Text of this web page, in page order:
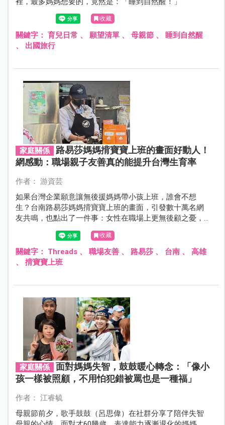
收藏
關鍵字： 育兒日常 、 願望清單、 母親節、
睡到自然醒
、 出國旅行
家庭關係
路易莎媽媽揹寶寶上班的畫面好動人！
網感動：職場親子友善真的能提升台灣生育率
作者： 游資芸
如果台灣企業願意讓無後援媽媽帶小孩上班，誰會不想
生？台南路易莎媽媽揹寶寶上班的畫面，引發數十萬名網
友共鳴，也點出了一件事：女性在職場上更無後顧之憂，
才是提升生育率的主要關鍵之一。
收藏
關鍵字： Threads、 職場友善、 路易莎、 台南、 高雄
、 揹寶寶上班
家庭關係
面對媽媽失智，鼓鼓暖心轉念：「像小
孩一樣被照顧，不用怕犯錯被罵也是一種福」
作者： 江睿毓
母親節前夕，歌手鼓鼓（呂思偉）在社群分享了陪伴失智